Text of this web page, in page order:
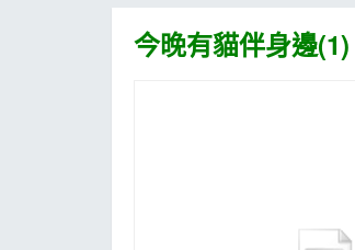
今晚有貓伴身邊(1)